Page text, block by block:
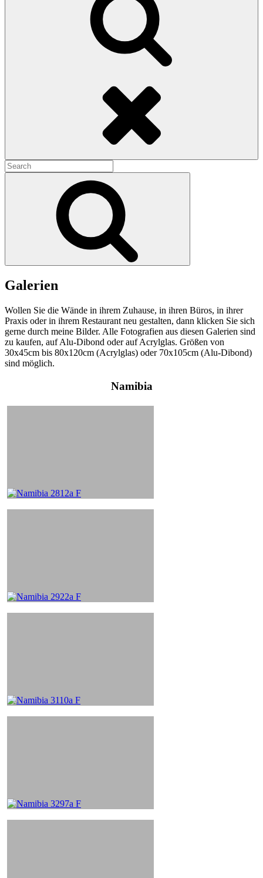
Search
for:
Galerien
Wollen Sie die Wände in ihrem Zuhause, in ihren Büros, in ihrer
Praxis oder in ihrem Restaurant neu gestalten, dann klicken Sie sich
gerne durch meine Bilder. Alle Fotografien aus diesen Galerien sind
zu kaufen, auf Alu-Dibond oder auf Acrylglas. Größen von
30x45cm bis 80x120cm (Acrylglas) oder 70x105cm (Alu-Dibond)
sind möglich.
Namibia